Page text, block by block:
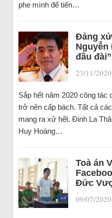
phe mình để tiến…
Đảng
Nguyễn
đầu đài”
23/11/2020
Sắp hết năm 2020 công tác
trở nên cấp bách. Tất cả
mang ra xử hết. Đinh La
Huy Hoàng…
Toà án
Đức
09/07/2020